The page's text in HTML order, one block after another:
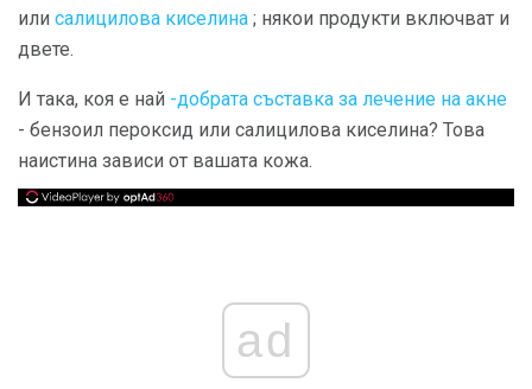
или салицилова киселина ; някои продукти включват и
двете.
И така, коя е най -добрата съставка за лечение на акне
- бензоил пероксид или салицилова киселина? Това
наистина зависи от вашата кожа.
ad